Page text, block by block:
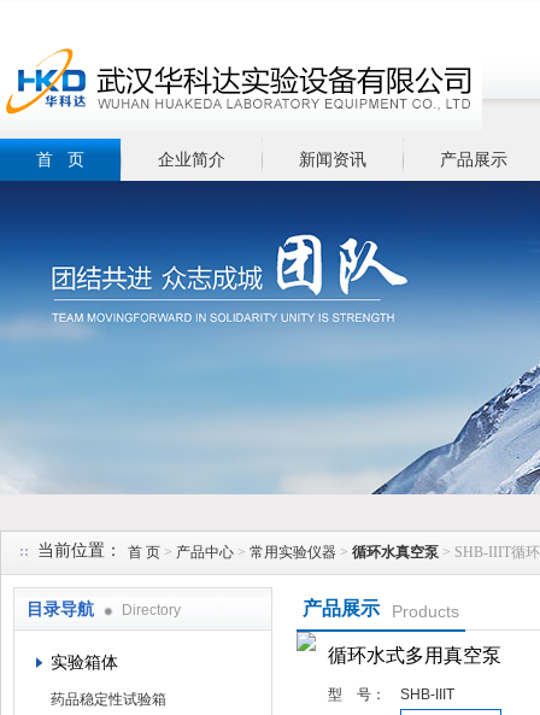
首 页 企业简介 新闻资讯 产品展示
当前位置： 首 页 > 产品中心 > 常用实验仪器 > 循环水真空泵 > SHB-IIIT循
目录导航 Directory
实验箱体
药品稳定性试验箱
产品展示 Products
循环水式多用真空泵
型 号：
SHB-IIIT